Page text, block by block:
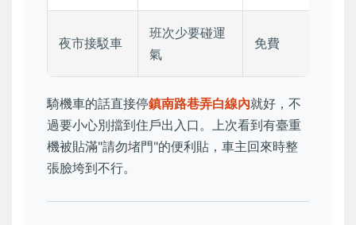
夜市接駁車
班次少要碰運
氣
免費
騎機車的話直接停鎮南路巷弄白線內就好，不
過要小心別擋到住戶出入口。上次看到有臺重
機被貼滿"請勿堵門"的便利貼，車主回來時整
張臉垮到不行。